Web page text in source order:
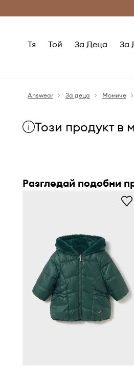
Тя Той За Деца За
Answear За деца Момиче
Този продукт в
Разгледай подобни